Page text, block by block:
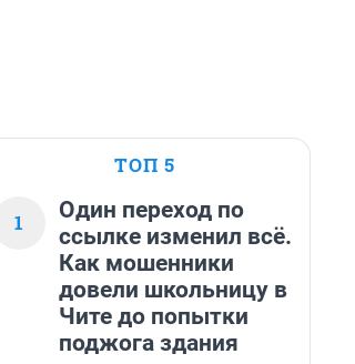
ТОП 5
1
Один переход по
ссылке изменил всё.
Как мошенники
довели школьницу в
Чите до попытки
поджога здания